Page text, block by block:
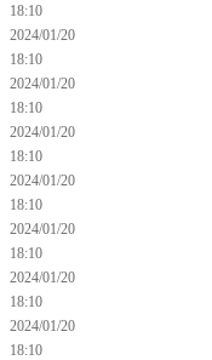
18:10
2024/01/20
18:10
2024/01/20
18:10
2024/01/20
18:10
2024/01/20
18:10
2024/01/20
18:10
2024/01/20
18:10
2024/01/20
18:10